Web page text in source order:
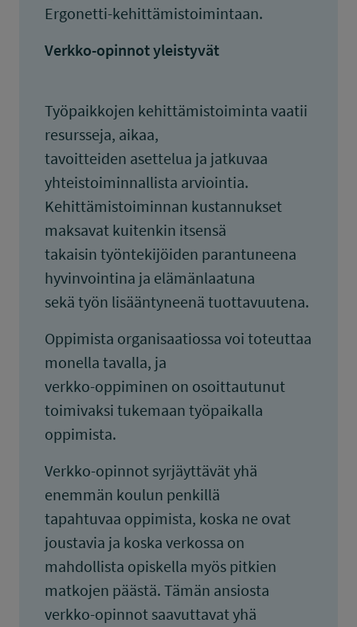
Ergonetti-kehittämistoimintaan.
Verkko-opinnot yleistyvät
Työpaikkojen kehittämistoiminta vaatii
resursseja, aikaa,
tavoitteiden asettelua ja jatkuvaa
yhteistoiminnallista arviointia.
Kehittämistoiminnan kustannukset
maksavat kuitenkin itsensä
takaisin työntekijöiden parantuneena
hyvinvointina ja elämänlaatuna
sekä työn lisääntyneenä tuottavuutena.
Oppimista organisaatiossa voi toteuttaa
monella tavalla, ja
verkko-oppiminen on osoittautunut
toimivaksi tukemaan työpaikalla
oppimista.
Verkko-opinnot syrjäyttävät yhä
enemmän koulun penkillä
tapahtuvaa oppimista, koska ne ovat
joustavia ja koska verkossa on
mahdollista opiskella myös pitkien
matkojen päästä. Tämän ansiosta
verkko-opinnot saavuttavat yhä